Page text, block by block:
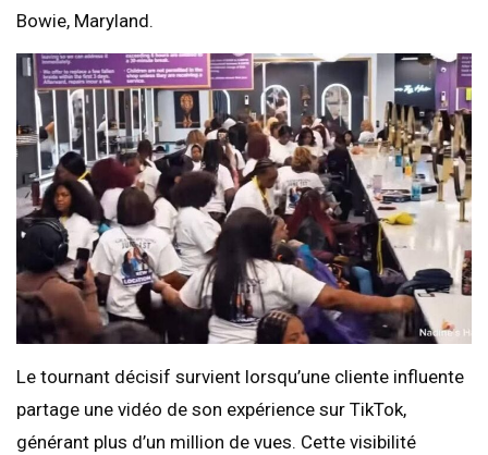
Bowie, Maryland.
Le tournant décisif survient lorsqu’une cliente influente
partage une vidéo de son expérience sur TikTok,
générant plus d’un million de vues. Cette visibilité